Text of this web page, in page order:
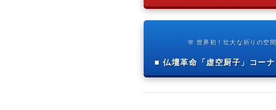
🌸 世界初！壮大な祈りの空間
■ 仏壇革命「虚空厨子」コー